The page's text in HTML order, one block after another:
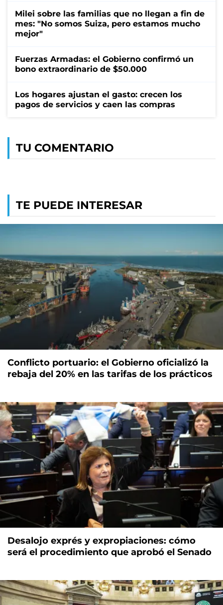
Milei sobre las familias que no llegan a fin de
mes: "No somos Suiza, pero estamos mucho
mejor"
Fuerzas Armadas: el Gobierno confirmó un
bono extraordinario de $50.000
Los hogares ajustan el gasto: crecen los
pagos de servicios y caen las compras
TU COMENTARIO
TE PUEDE INTERESAR
Conflicto portuario: el Gobierno oficializó la
rebaja del 20% en las tarifas de los prácticos
Desalojo exprés y expropiaciones: cómo
será el procedimiento que aprobó el Senado